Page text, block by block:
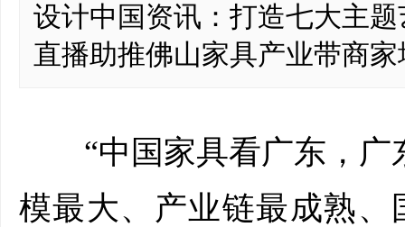
设计中国资讯：打造七大主
直播助推佛山家具产业带商
“中国家具看广东，广
模最大、产业链最成熟